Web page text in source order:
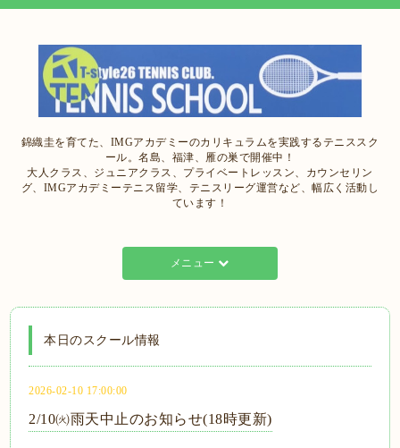
錦織圭を育てた、IMGアカデミーのカリキュラムを実践するテニススク
ール。名島、福津、雁の巣で開催中！
大人クラス、ジュニアクラス、プライベートレッスン、カウンセリン
グ、IMGアカデミーテニス留学、テニスリーグ運営など、幅広く活動し
ています！
メニュー
本日のスクール情報
2026-02-10 17:00:00
2/10㈫雨天中止のお知らせ(18時更新)